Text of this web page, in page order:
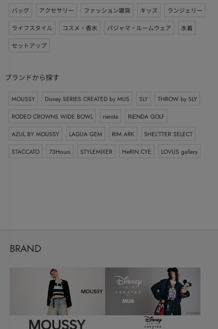
バッグ
アクセサリー ファッション雑貨 キッズ
ランジェリー
ライフスタイル
コスメ・香水 パジャマ・ルームウェア
水着
セットアップ
ブランドから探す
MOUSSY Disney SERIES CREATED by MUS SLY
THROW by SLY
RODEO CROWNS WIDE BOWL
rienda
RIENDA GOLF
AZUL BY MOUSSY
LAGUA GEM RIM.ARK
SHEL’TTER SELECT
STACCATO
73Hours STYLEMIXER HeRIN.CYE LOVUS gallery
BRAND